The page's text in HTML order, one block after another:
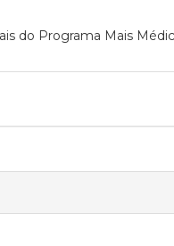
do Programa Mais